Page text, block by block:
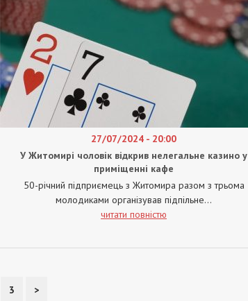
27/07/2024 - 20:00
У Житомирі чоловік відкрив нелегальне казино у
приміщенні кафе
50-річний підприємець з Житомира разом з трьома
молодиками організував підпільне...
читати повністю
3 >